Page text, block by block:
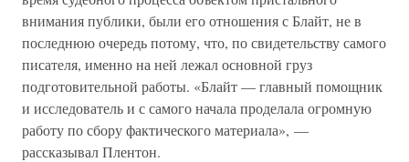
внимания публики, были его отношения с Блайт, не в
последнюю очередь потому, что, по свидетельству самого
писателя, именно на ней лежал основной груз
подготовительной работы. «Блайт — главный помощник
и исследователь и с самого начала проделала огромную
работу по сбору фактического материала», —
рассказывал Плентон.